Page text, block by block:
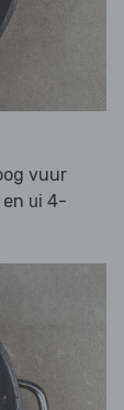
vuur
en ui 4-